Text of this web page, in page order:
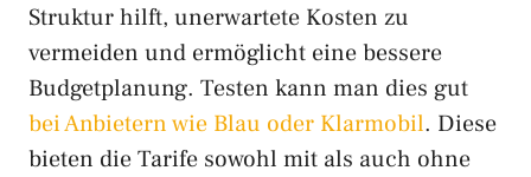
Struktur hilft, unerwartete Kosten zu
vermeiden und ermöglicht eine bessere
Budgetplanung. Testen kann man dies gut
bei Anbietern wie Blau oder Klarmobil. Diese
bieten die Tarife sowohl mit als auch ohne